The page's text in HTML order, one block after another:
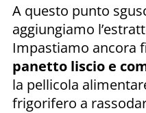
A questo punto
aggiungiamo
Impastiamo ancora
panetto liscio e
la pellicola
frigorifero a